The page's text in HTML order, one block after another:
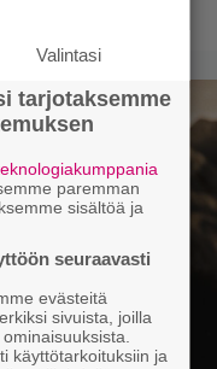
Valintasi
tarjotaksemme
paremman
sisältöä ja
seuraavasti
evästeitä
sivuista, joilla
käyttötarkoituksiin ja